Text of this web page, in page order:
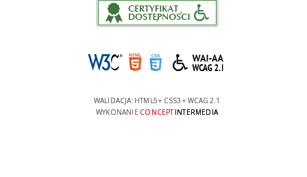
WALIDACJA: HTML5+ CSS3 + WCAG 2.1
WYKONANIE CONCEPTINTERMEDIA